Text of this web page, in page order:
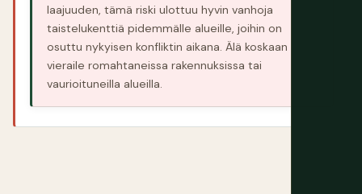
laajuuden, tämä riski ulottuu hyvin vanhoja
taistelukenttiä pidemmälle alueille, joihin on
osuttu nykyisen konfliktin aikana. Älä koskaan
vieraile romahtaneissa rakennuksissa tai
vaurioituneilla alueilla.